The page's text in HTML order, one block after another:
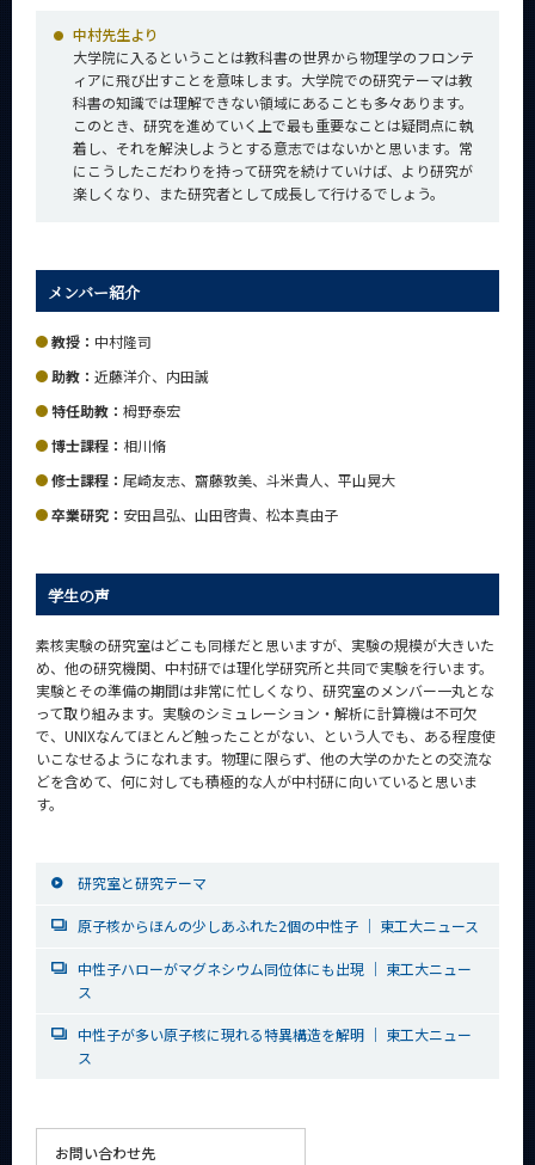
中村先生より
大学院に入るということは教科書の世界から物理学のフロンテ
ィアに飛び出すことを意味します。大学院での研究テーマは教
科書の知識では理解できない領域にあることも多々あります。
このとき、研究を進めていく上で最も重要なことは疑問点に執
着し、それを解決しようとする意志ではないかと思います。常
にこうしたこだわりを持って研究を続けていけば、より研究が
楽しくなり、また研究者として成長して行けるでしょう。
メンバー紹介
教授： 中村隆司
助教： 近藤洋介、内田誠
特任助教： 栂野泰宏
博士課程： 相川脩
修士課程： 尾崎友志、齋藤敦美、斗米貴人、平山晃大
卒業研究： 安田昌弘、山田啓貴、松本真由子
学生の声
素核実験の研究室はどこも同様だと思いますが、実験の規模が大きいた
め、他の研究機関、中村研では理化学研究所と共同で実験を行います。
実験とその準備の期間は非常に忙しくなり、研究室のメンバー一丸とな
って取り組みます。実験のシミュレーション・解析に計算機は不可欠
で、UNIXなんてほとんど触ったことがない、という人でも、ある程度使
いこなせるようになれます。物理に限らず、他の大学のかたとの交流な
どを含めて、何に対しても積極的な人が中村研に向いていると思いま
す。
研究室と研究テーマ
原子核からほんの少しあふれた2個の中性子 ｜ 東工大ニュース
中性子ハローがマグネシウム同位体にも出現 ｜ 東工大ニュー
ス
中性子が多い原子核に現れる特異構造を解明 ｜ 東工大ニュー
ス
お問い合わせ先